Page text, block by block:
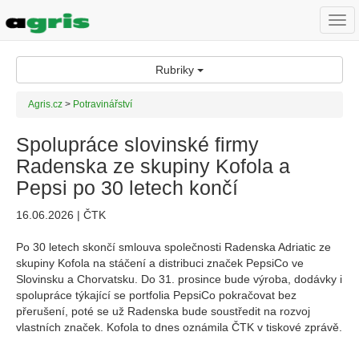
Rubriky
Agris.cz > Potravinářství
Spolupráce slovinské firmy
Radenska ze skupiny Kofola a
Pepsi po 30 letech končí
16.06.2026 | ČTK
Po 30 letech skončí smlouva společnosti Radenska Adriatic ze
skupiny Kofola na stáčení a distribuci značek PepsiCo ve
Slovinsku a Chorvatsku. Do 31. prosince bude výroba, dodávky i
spolupráce týkající se portfolia PepsiCo pokračovat bez
přerušení, poté se už Radenska bude soustředit na rozvoj
vlastních značek. Kofola to dnes oznámila ČTK v tiskové zprávě.